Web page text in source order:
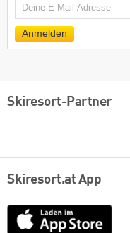
E-
Anmelden
Skiresort-Partner
Skiresort.at App
App
Store